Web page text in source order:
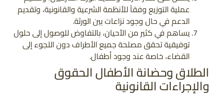
عملية التوزيع وفقاً للأنظمة الشرعية والقانونية، وتقديم
الدعم في حال وجود نزاعات بين الورثة.
يساهم في كثير من الأحيان، بالتفاوض للوصول إلى حلول
توفيقية تحقق مصلحة جميع الأطراف دون اللجوء إلى
القضاء، خاصة عند وجود أطفال.
الطلاق وحضانة الأطفال الحقوق
والإجراءات القانونية